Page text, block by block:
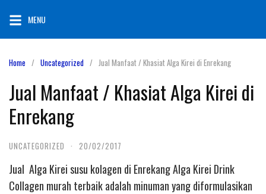
content
MENU
Home Uncategorized Jual Manfaat / Khasiat Alga Kirei di Enrekang
Jual Manfaat / Khasiat Alga Kirei di
Enrekang
UNCATEGORIZED · 20/02/2017
Jual Alga Kirei susu kolagen di Enrekang Alga Kirei Drink
Collagen murah terbaik adalah minuman yang diformulasikan